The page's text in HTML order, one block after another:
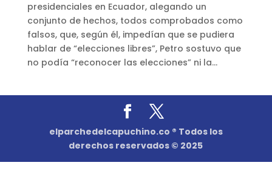
presidenciales en Ecuador, alegando un
conjunto de hechos, todos comprobados como
falsos, que, según él, impedían que se pudiera
hablar de “elecciones libres”, Petro sostuvo que
no podía “reconocer las elecciones” ni la...
elparchedelcapuchino.co ® Todos los
derechos reservados © 2025